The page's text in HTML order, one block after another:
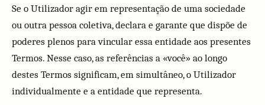
Se o Utilizador agir em representação de uma sociedade
ou outra pessoa coletiva, declara e garante que dispõe de
poderes plenos para vincular essa entidade aos presentes
Termos. Nesse caso, as referências a «você» ao longo
destes Termos significam, em simultâneo, o Utilizador
individualmente e a entidade que representa.